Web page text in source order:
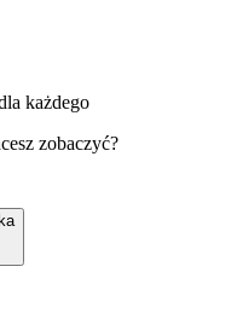
każdego
zobaczyć?